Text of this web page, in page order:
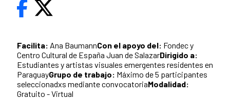
Facilita: Ana BaumannCon el apoyo del: Fondec y
Centro Cultural de España Juan de SalazarDirigido a:
Estudiantes y artistas visuales emergentes residentes en
ParaguayGrupo de trabajo: Máximo de 5 participantes
seleccionadxs mediante convocatoriaModalidad:
Gratuito - Virtual